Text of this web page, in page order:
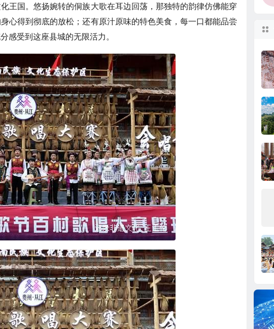
王国。悠扬婉转的侗族大歌在耳边回荡，那独特的韵律仿佛能穿
心得到彻底的放松；还有原汁原味的特色美食，每一口都能品尝
感受到这座县城的无限活力。